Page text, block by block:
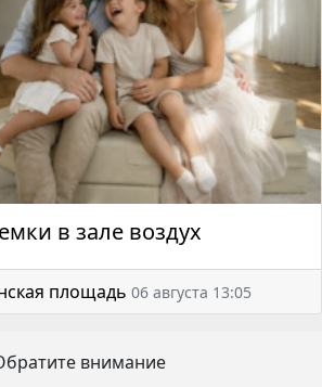
в зале воздух
площадь 06 августа 13:05
внимание